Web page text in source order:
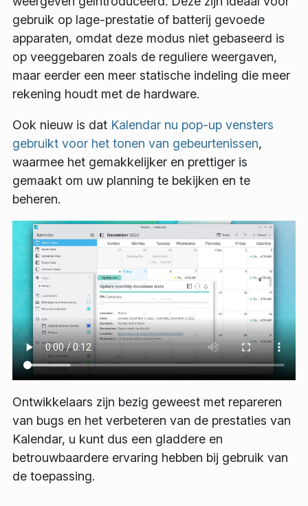
gebruik op lage-prestatie of batterij gevoede
apparaten, omdat deze modus niet gebaseerd is
op veeggebaren zoals de reguliere weergaven,
maar eerder een meer statische indeling die meer
rekening houdt met de hardware.
Ook nieuw is dat Kalendar nu pop-up vensters
gebruikt voor het tonen van gebeurtenissen,
waarmee het gemakkelijker en prettiger is
gemaakt om uw planning te bekijken en te
beheren.
Ontwikkelaars zijn bezig geweest met repareren
van bugs en het verbeteren van de prestaties van
Kalendar, u kunt dus een gladdere en
betrouwbaardere ervaring hebben bij gebruik van
de toepassing.